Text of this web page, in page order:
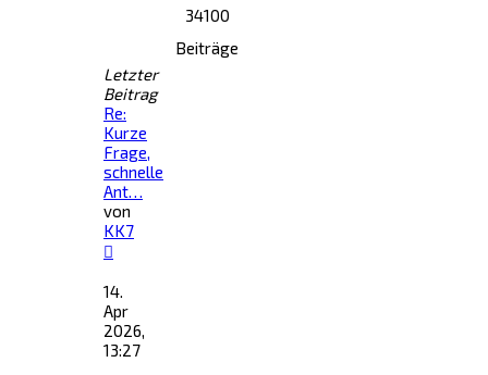
34100
Beiträge
Letzter
Beitrag
Re:
Kurze
Frage,
schnelle
Ant…
von
KK7
Beitrag
14.
Apr
2026,
13:27